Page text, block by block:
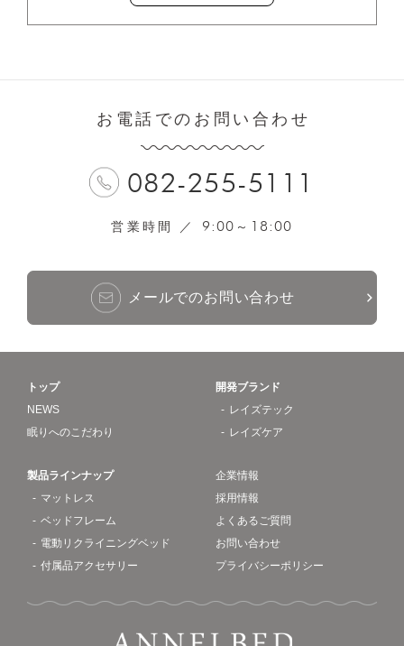
お電話でのお問い合わせ
082-255-5111
営業時間 ／ 9:00 ～ 18:00
メールでのお問い合わせ
トップ
NEWS
眠りへのこだわり
開発ブランド
レイズテック
レイズケア
製品ラインナップ
マットレス
ベッドフレーム
電動リクライニングベッド
付属品アクセサリー
企業情報
採用情報
よくあるご質問
お問い合わせ
プライバシーポリシー